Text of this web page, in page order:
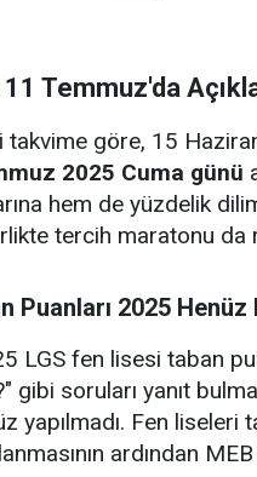
11 Temmuz'da
göre, 15
2025 Cuma günü
hem de yüzdelik
tercih maratonu
Puanları 2025 Henüz
LGS fen lisesi taban
gibi soruları yanıt
yapılmadı. Fen
ardından